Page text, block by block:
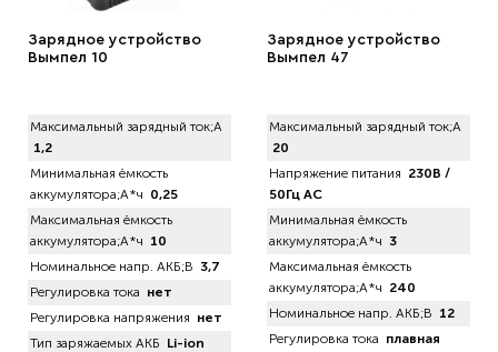
Зарядное устройство
Вымпел 10
Максимальный зарядный ток;А
1,2
Минимальная ёмкость
аккумулятора;А*ч 0,25
Максимальная ёмкость
аккумулятора;А*ч 10
Номинальное напр. АКБ;В 3,7
Регулировка тока нет
Регулировка напряжения нет
Тип заряжаемых АКБ Li-ion
Зарядное устройство
Вымпел 47
Максимальный зарядный ток;А
20
Напряжение питания 230В /
50Гц AC
Минимальная ёмкость
аккумулятора;А*ч 3
Максимальная ёмкость
аккумулятора;А*ч 240
Номинальное напр. АКБ;В 12
Регулировка тока плавная